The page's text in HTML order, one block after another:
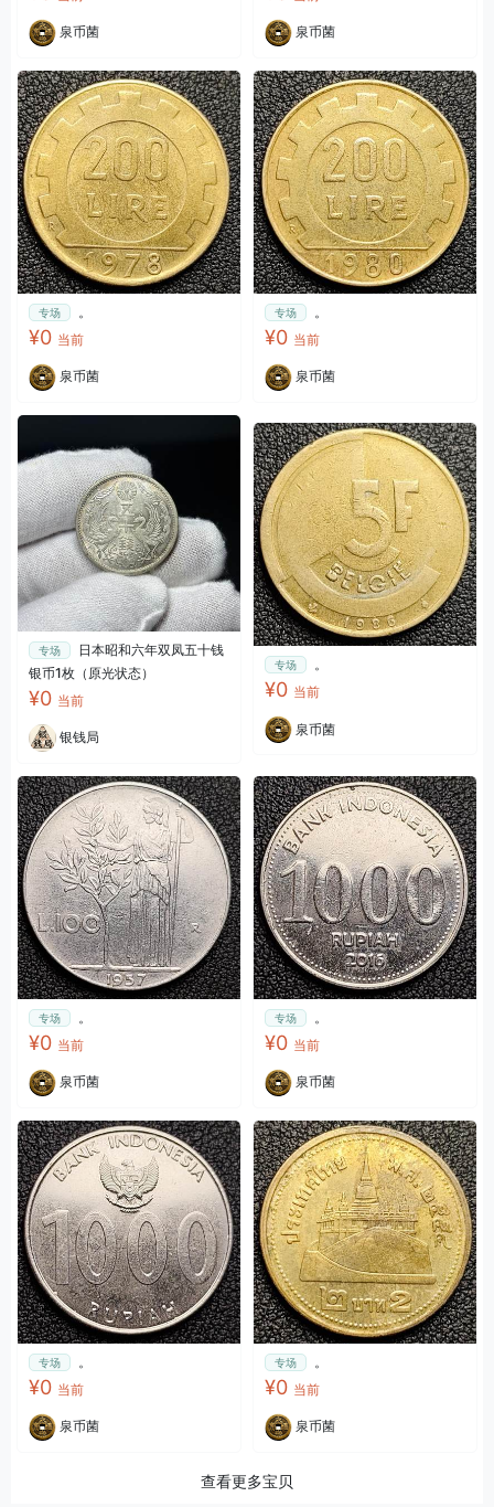
泉币菌 泉币菌
专场 。
¥0 当前
泉币菌
专场 。
¥0 当前
泉币菌
专场
日本昭和六年双凤五十钱
银币1枚（原光状态）
¥0 当前
银钱局
专场 。
¥0 当前
泉币菌
专场 。
¥0 当前
泉币菌
专场 。
¥0 当前
泉币菌
专场 。
¥0 当前
泉币菌
专场 。
¥0 当前
泉币菌
查看更多宝贝